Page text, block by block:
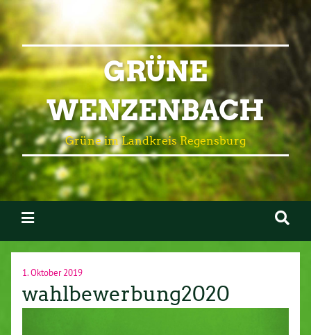
GRÜNE
WENZENBACH
Grüne im Landkreis Regensburg
1. Oktober 2019
wahlbewerbung2020